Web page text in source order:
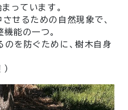
っています。
せるための自然現象で、
能の一つ。
を防ぐために、樹木自身